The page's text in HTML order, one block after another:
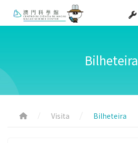
Bilheteira
Visita Bilheteira